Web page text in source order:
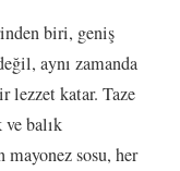
biri, geniş
aynı zamanda
lezzet katar. Taze
balık
sosu, her